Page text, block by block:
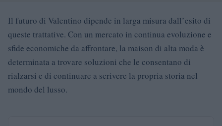
Il futuro di Valentino dipende in larga misura dall’esito di
queste trattative. Con un mercato in continua evoluzione e
sfide economiche da affrontare, la maison di alta moda è
determinata a trovare soluzioni che le consentano di
rialzarsi e di continuare a scrivere la propria storia nel
mondo del lusso.